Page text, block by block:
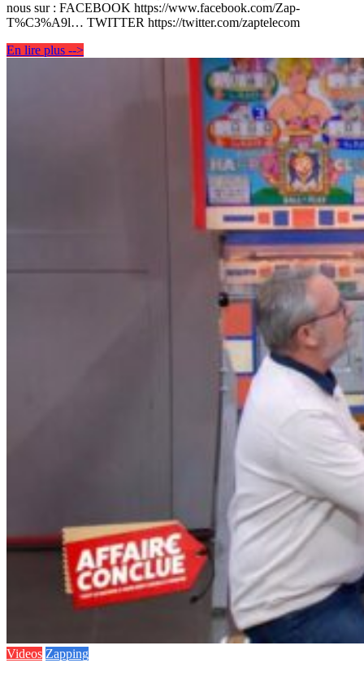
nous sur : FACEBOOK https://www.facebook.com/Zap-
T%C3%A9l… TWITTER https://twitter.com/zaptelecom
En lire plus -->
Videos Zapping